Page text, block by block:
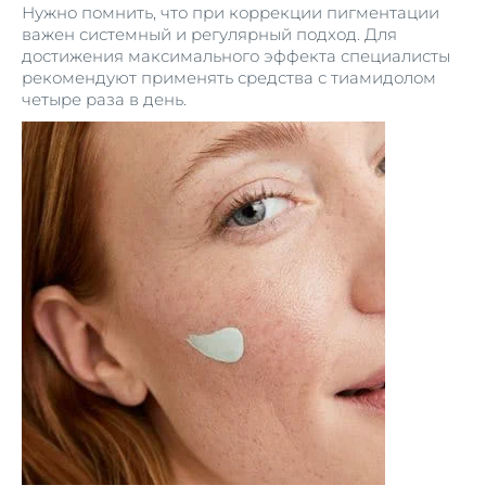
Нужно помнить, что при коррекции пигментации
важен системный и регулярный подход. Для
достижения максимального эффекта специалисты
рекомендуют применять средства с тиамидолом
четыре раза в день.